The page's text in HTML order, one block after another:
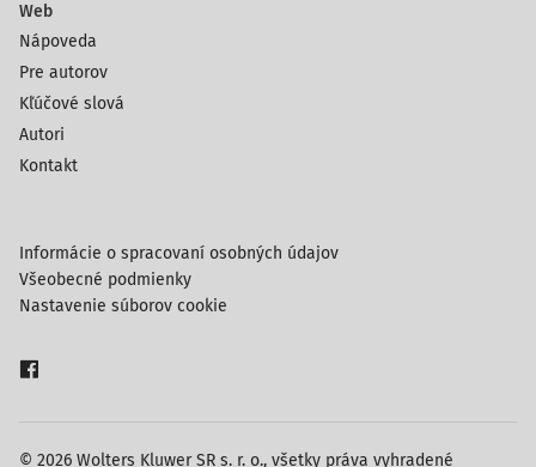
Web
Nápoveda
Pre autorov
Kľúčové slová
Autori
Kontakt
© 2026 Wolters Kluwer SR s. r. o., všetky práva vyhradené
Informácie o spracovaní osobných údajov
Všeobecné podmienky
Nastavenie súborov cookie